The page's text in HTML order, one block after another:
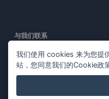
与我们联系
特色产品
我们使用 cookies 来为您提
站，您同意我们的Cookie政